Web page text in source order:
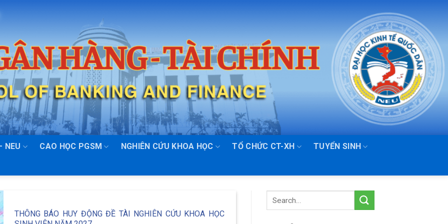
NEU CAO HỌC PGSM NGHIÊN CỨU KHOA HỌC TỔ CHỨC CT-XH
TUYỂN SINH
THÔNG BÁO HUY ĐỘNG ĐỀ TÀI NGHIÊN CỨU KHOA HỌC